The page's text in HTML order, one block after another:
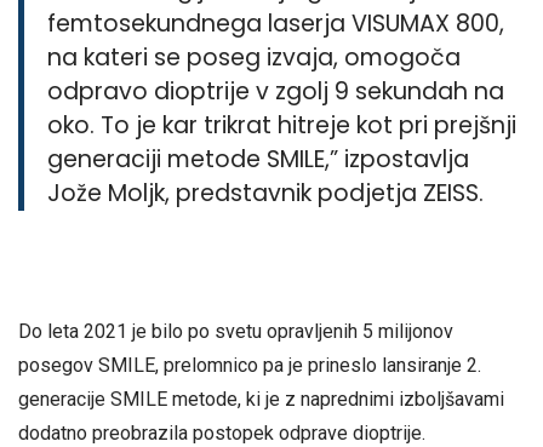
femtosekundnega laserja VISUMAX 800,
na kateri se poseg izvaja, omogoča
odpravo dioptrije v zgolj 9 sekundah na
oko. To je kar trikrat hitreje kot pri prejšnji
generaciji metode SMILE,” izpostavlja
Jože Moljk, predstavnik podjetja ZEISS.
Do leta 2021 je bilo po svetu opravljenih 5 milijonov
posegov SMILE, prelomnico pa je prineslo lansiranje 2.
generacije SMILE metode, ki je z naprednimi izboljšavami
dodatno preobrazila postopek odprave dioptrije.